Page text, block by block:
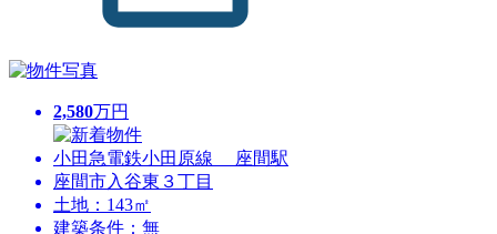
2,580万円
小田急電鉄小田原線 座間駅
座間市入谷東３丁目
土地：143㎡
建築条件：無